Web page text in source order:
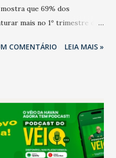
que 69% dos
mais no 1º trimestre de
ano, 56% também
e pelo pagamento do 13º
de trabalhadores, já que o
dos anos recentes.
novembro de 2025, 40% dos
COMENTÁRIO LEIA MAIS »